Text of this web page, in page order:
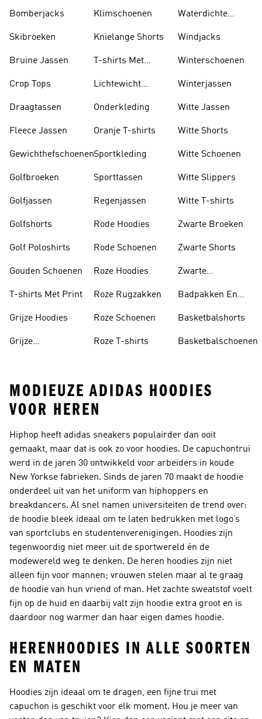
Bomberjacks
Skibroeken
Bruine Jassen
Crop Tops
Draagtassen
Fleece Jassen
Gewichthefschoenen
Golfbroeken
Golfjassen
Golfshorts
Golf Poloshirts
Gouden Schoenen
T-shirts Met Print
Grijze Hoodies
Grijze
Klimschoenen
Knielange Shorts
T-shirts Met
Lichtewicht
Onderkleding
Oranje T-shirts
Sportkleding
Sporttassen
Regenjassen
Rode Hoodies
Rode Schoenen
Roze Hoodies
Roze Rugzakken
Roze Schoenen
Roze T-shirts
Waterdichte
Windjacks
Winterschoenen
Winterjassen
Witte Jassen
Witte Shorts
Witte Schoenen
Witte Slippers
Witte T-shirts
Zwarte Broeken
Zwarte Shorts
Zwarte
Badpakken En
Basketbalshorts
Basketbalschoenen
MODIEUZE ADIDAS HOODIES
VOOR HEREN
Hiphop heeft adidas sneakers populairder dan ooit
gemaakt, maar dat is ook zo voor hoodies. De capuchontrui
werd in de jaren 30 ontwikkeld voor arbeiders in koude
New Yorkse fabrieken. Sinds de jaren 70 maakt de hoodie
onderdeel uit van het uniform van hiphoppers en
breakdancers. Al snel namen universiteiten de trend over:
de hoodie bleek ideaal om te laten bedrukken met logo’s
van sportclubs en studentenverenigingen. Hoodies zijn
tegenwoordig niet meer uit de sportwereld én de
modewereld weg te denken. De heren hoodies zijn niet
alleen fijn voor mannen; vrouwen stelen maar al te graag
de hoodie van hun vriend of man. Het zachte sweatstof voelt
fijn op de huid en daarbij valt zijn hoodie extra groot en is
daardoor nog warmer dan haar eigen dames hoodie.
HERENHOODIES IN ALLE SOORTEN
EN MATEN
Hoodies zijn ideaal om te dragen, een fijne trui met
capuchon is geschikt voor elk moment. Hou je meer van